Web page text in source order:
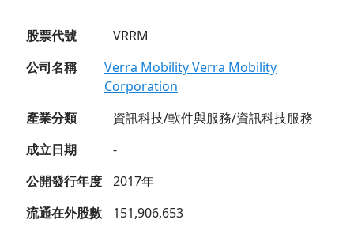
股票代號
VRRM
公司名稱
Verra Mobility Verra Mobility
Corporation
產業分類
資訊科技/軟件與服務/資訊科技服務
成立日期
-
公開發行年度
2017年
流通在外股數
151,906,653